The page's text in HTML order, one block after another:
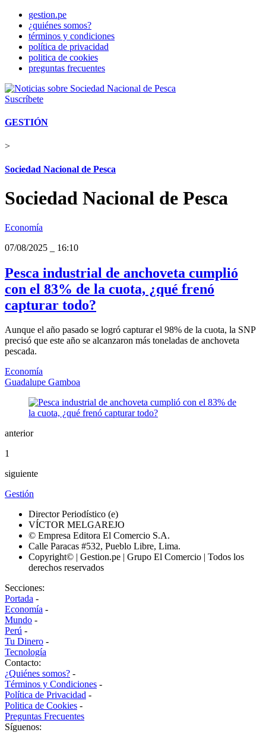
gestion.pe
¿quiénes somos?
términos y condiciones
política de privacidad
politica de cookies
preguntas frecuentes
Suscríbete
GESTIÓN
>
Sociedad Nacional de Pesca
Sociedad Nacional de Pesca
Economía
07/08/2025
16:10
Pesca industrial de anchoveta cumplió
con el 83% de la cuota, ¿qué frenó
capturar todo?
Aunque el año pasado se logró capturar el 98% de la cuota, la SNP
precisó que este año se alcanzaron más toneladas de anchoveta
pescada.
Economía
Guadalupe Gamboa
anterior
1
siguiente
Gestión
Director Periodístico (e)
VÍCTOR MELGAREJO
© Empresa Editora El Comercio S.A.
Calle Paracas #532, Pueblo Libre, Lima.
Copyright© | Gestion.pe | Grupo El Comercio | Todos los
derechos reservados
Secciones:
Portada -
Economía -
Mundo -
Perú -
Tu Dinero -
Tecnología
Contacto:
¿Quiénes somos? -
Términos y Condiciones -
Política de Privacidad -
Politica de Cookies -
Preguntas Frecuentes
Síguenos: